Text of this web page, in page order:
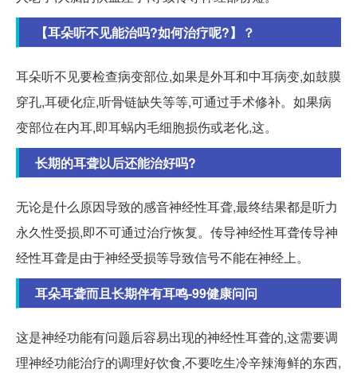
【耳朵听不见能治吗?如何治疗呢?】？
耳朵听不见要检查病变部位,如果是外耳和中耳病变,如鼓膜
穿孔,耳硬化症,听骨链缺失等等,可通过手术修补。如果病
变部位在内耳,即耳蜗内毛细胞损伤或老化,这。
长期的耳聋以后还能治好吗?
无论是什么原因导致的感音神经性耳聋,最终结果都是听力
永久性受损,即不可通过治疗恢复。传导神经性耳聋传导神
经性耳聋是由于神经受损等导致信号不能在神经上。
耳朵耳聋而且长期伴有耳鸣-99健康问问
这是神经功能有问题后容易出现的神经性耳聋的,这需要调
理神经功能治疗的调理好饮食,不要吃生冷辛辣海鲜的东西,